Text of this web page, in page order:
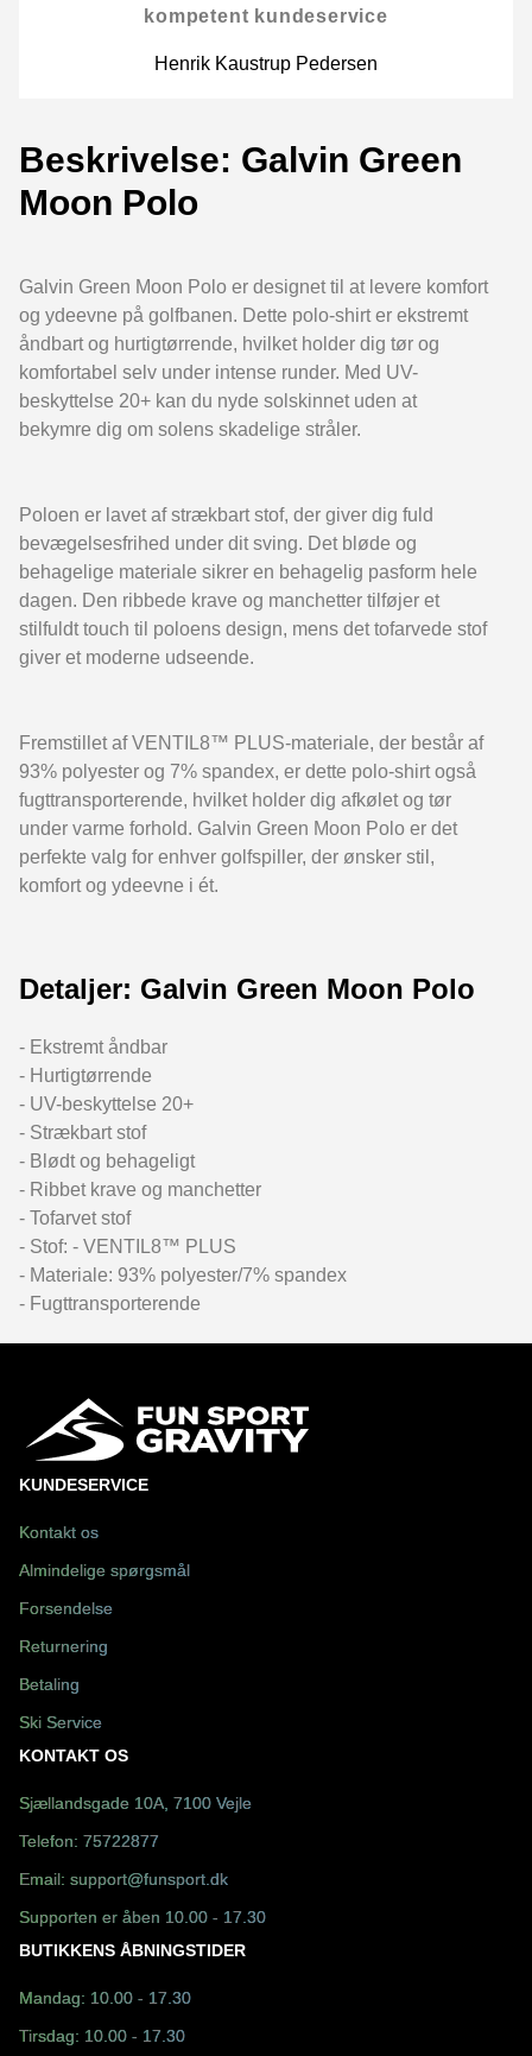
kompetent kundeservice
Henrik Kaustrup Pedersen
Beskrivelse: Galvin Green
Moon Polo
Galvin Green Moon Polo er designet til at levere komfort
og ydeevne på golfbanen. Dette polo-shirt er ekstremt
åndbart og hurtigtørrende, hvilket holder dig tør og
komfortabel selv under intense runder. Med UV-
beskyttelse 20+ kan du nyde solskinnet uden at
bekymre dig om solens skadelige stråler.
Poloen er lavet af strækbart stof, der giver dig fuld
bevægelsesfrihed under dit sving. Det bløde og
behagelige materiale sikrer en behagelig pasform hele
dagen. Den ribbede krave og manchetter tilføjer et
stilfuldt touch til poloens design, mens det tofarvede stof
giver et moderne udseende.
Fremstillet af VENTIL8™ PLUS-materiale, der består af
93% polyester og 7% spandex, er dette polo-shirt også
fugttransporterende, hvilket holder dig afkølet og tør
under varme forhold. Galvin Green Moon Polo er det
perfekte valg for enhver golfspiller, der ønsker stil,
komfort og ydeevne i ét.
Detaljer: Galvin Green Moon Polo
- Ekstremt åndbar
- Hurtigtørrende
- UV-beskyttelse 20+
- Strækbart stof
- Blødt og behageligt
- Ribbet krave og manchetter
- Tofarvet stof
- Stof: - VENTIL8™ PLUS
- Materiale: 93% polyester/7% spandex
- Fugttransporterende
KUNDESERVICE
Kontakt os
Almindelige spørgsmål
Forsendelse
Returnering
Betaling
Ski Service
KONTAKT OS
Sjællandsgade 10A, 7100 Vejle
Telefon: 75722877
Email: support@funsport.dk
Supporten er åben 10.00 - 17.30
BUTIKKENS ÅBNINGSTIDER
Mandag: 10.00 - 17.30
Tirsdag: 10.00 - 17.30